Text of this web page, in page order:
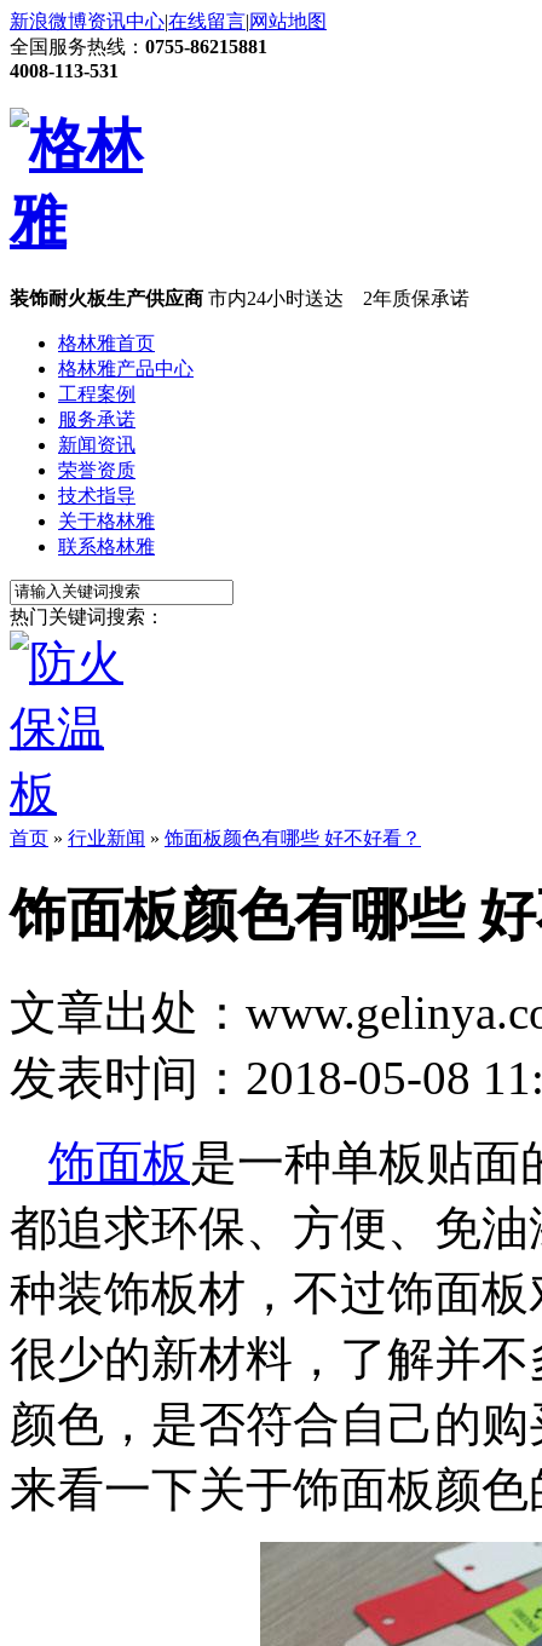
新浪微博资讯中心|在线留言|网站地图
全国服务热线： 0755-86215881
4008-113-531
装饰耐火板生产供应商 市内24小时送达 2年质保承诺
格林雅首页
格林雅产品中心
工程案例
服务承诺
新闻资讯
荣誉资质
技术指导
关于格林雅
联系格林雅
热门关键词搜索：
首页 » 行业新闻 » 饰面板颜色有哪些 好不好看？
饰面板颜色有哪些
文章出处：
发表时间：2018-05-08
饰面板是一种单板贴面
都追求环保、方便、免
种装饰板材，不过饰面
很少的新材料，了解并
颜色，是否符合自己的
来看一下关于饰面板颜